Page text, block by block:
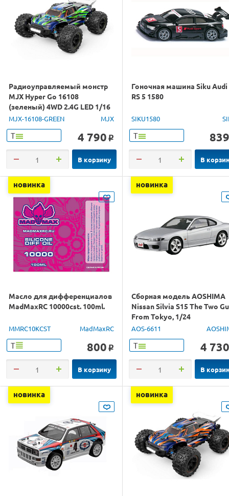
Радиоуправляемый монстр
MJX Hyper Go 16108
(зеленый) 4WD 2.4G LED 1/16
RTR
MJX-16108-GREEN MJX
Т 4 790 o
В корзину
Гоночная машина Siku Audi
RS 5 1580
SIKU1580
Т 839
В
новинка
Масло для дифференциалов
MadMaxRC 10000cst. 100ml.
MMRC10KCST MadMaxRC
Т 800 o
В корзину
новинка
Сборная модель AOSHIMA
Nissan Silvia S15 The Two
From Tokyo, 1/24
AOS-6611
Т 4 730
В
новинка новинка